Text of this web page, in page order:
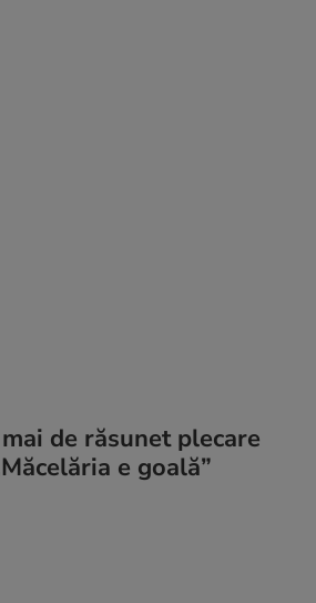
de răsunet plecare
e goală”